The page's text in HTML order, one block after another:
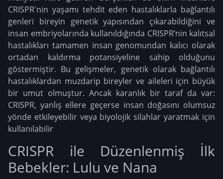
CRISPR'nin yaşamı tehdit eden hastalıklarla bağlantılı
genleri bireyin genetik yapısından çıkarabildiğini ve
insan embriyolarında kullanıldığında CRISPR’nin kalıtsal
hastalıkları tamamen insan genomundan kalıcı olarak
ortadan kaldırma potansiyeline sahip olduğunu
göstermiştir. Bu gelişmeler, genetik olarak bağlantılı
hastalıklardan muzdarip bireyler ve aileleri için büyük
bir umut olmuştur. Ancak karanlık bir taraf da var:
CRISPR, yanlış ellere geçerse insan doğasını olumsuz
yönde etkileyebilir veya biyolojik silahlar yaratmak için
kullanılabilir
CRISPR ile Düzenlenmiş İlk
Bebekler: Lulu ve Nana